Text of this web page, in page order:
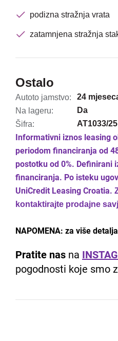
podizna stražnja vrata
zatamnjena stražnja
Ostalo
Autoto jamstvo:
24
Na lageru:
Da
Šifra:
AT1033/25
Informativni iznos leasing
periodom financiranja od
postotku od 0%. Definirani
financiranja. Po isteku
UniCredit Leasing Croatia.
kontaktirajte prodajne
NAPOMENA: za više
Pratite nas na
pogodnosti koje smo